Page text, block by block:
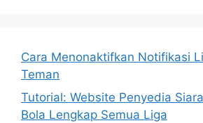
Cara Menonaktifkan Notifikasi
Teman
Tutorial: Website Penyedia
Bola Lengkap Semua Liga